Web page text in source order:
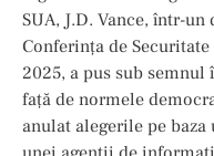
SUA, J.D. Vance, într-
Conferința de
2025, a pus sub
față de normele
anulat alegerile pe